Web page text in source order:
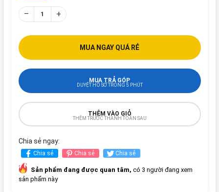
– +
MUA NGAY QUÁ RẺ
MUA TRẢ GÓP
DUYỆT HỒ SƠ TRONG 5 PHÚT
THÊM VÀO GIỎ
THÊM TRƯỚC THANH TOÁN SAU
Chia sẻ ngay:
Chia sẻ Chia sẻ Chia sẻ
Sản phẩm đang được quan tâm, có 3 người đang xem
sản phẩm này